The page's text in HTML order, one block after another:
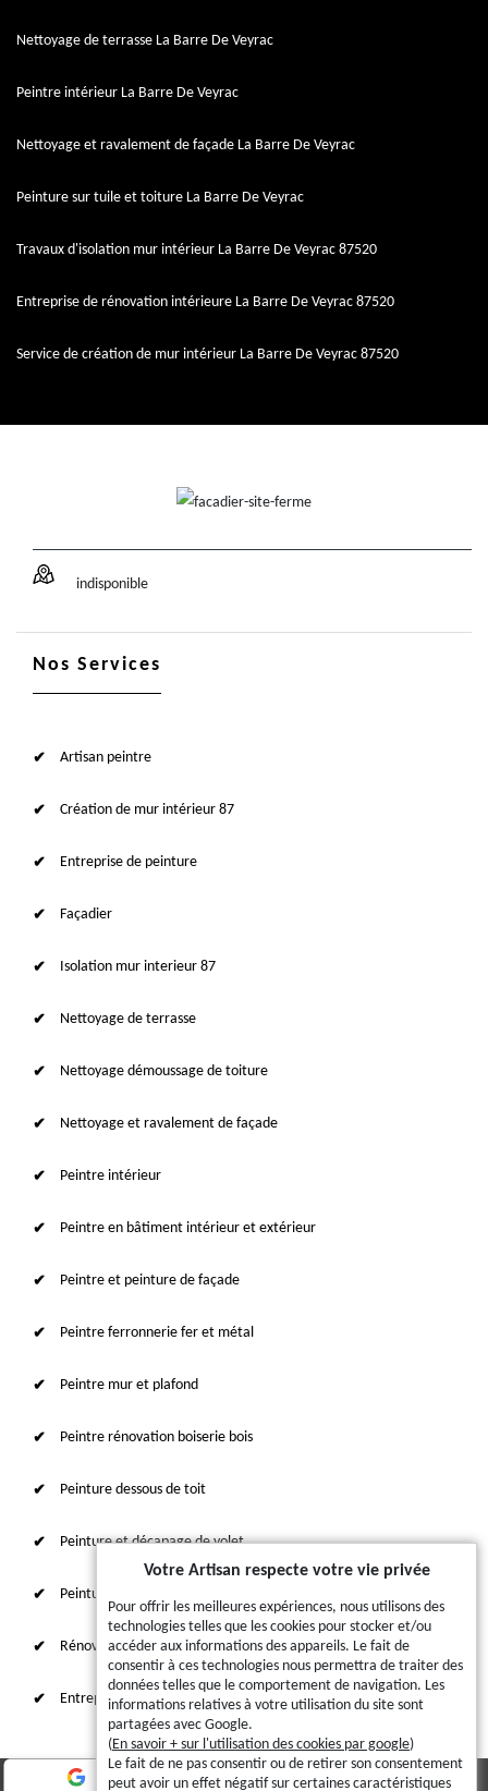
Nettoyage de terrasse La Barre De Veyrac
Peintre intérieur La Barre De Veyrac
Nettoyage et ravalement de façade La Barre De Veyrac
Peinture sur tuile et toiture La Barre De Veyrac
Travaux d'isolation mur intérieur La Barre De Veyrac 87520
Entreprise de rénovation intérieure La Barre De Veyrac 87520
Service de création de mur intérieur La Barre De Veyrac 87520
indisponible
Nos Services
Artisan peintre
Création de mur intérieur 87
Entreprise de peinture
Façadier
Isolation mur interieur 87
Nettoyage de terrasse
Nettoyage démoussage de toiture
Nettoyage et ravalement de façade
Peintre intérieur
Peintre en bâtiment intérieur et extérieur
Peintre et peinture de façade
Peintre ferronnerie fer et métal
Peintre mur et plafond
Peintre rénovation boiserie bois
Peinture dessous de toit
Peinture et décapage de volet
Peinture sur tuile et toiture
Rénovation intérieure 87
Entreprise de ravalement
Votre Artisan respecte votre vie privée
Pour offrir les meilleures expériences, nous utilisons des
technologies telles que les cookies pour stocker et/ou
accéder aux informations des appareils. Le fait de
consentir à ces technologies nous permettra de traiter des
données telles que le comportement de navigation. Les
informations relatives à votre utilisation du site sont
partagées avec Google.
(En savoir + sur l'utilisation des cookies par google)
Le fait de ne pas consentir ou de retirer son consentement
peut avoir un effet négatif sur certaines caractéristiques